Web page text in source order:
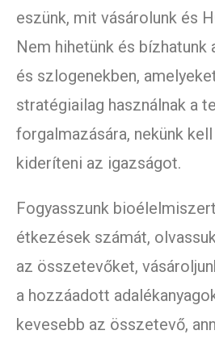
eszünk, mit vásárolunk és
Nem hihetünk és bízhatunk
és szlogenekben,
stratégiailag használnak a
forgalmazására, nekünk
kideríteni az igazságot.
Fogyasszunk
étkezések számát,
az összetevőket,
a hozzáadott
kevesebb az összetevő,